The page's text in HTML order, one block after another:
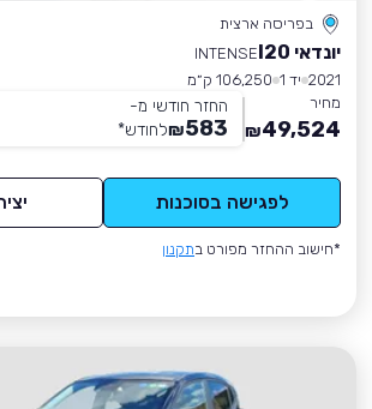
בפריסה ארצית
יונדאי I20
INTENSE
2021 יד 1
106,250 ק״מ
מחיר
49,524
₪
החזר חודשי מ-
583
₪לחודש*
לפגישה בסוכנות
*חישוב ההחזר מפורט בתקנון